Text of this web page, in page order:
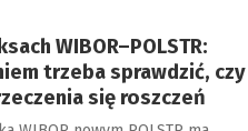
WIBOR–POLSTR:
trzeba sprawdzić, czy
się roszczeń